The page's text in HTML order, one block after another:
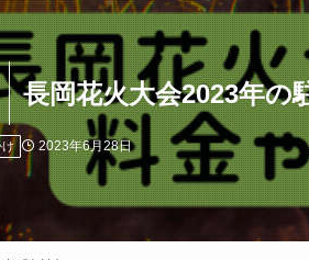
長岡花火大会2023年の
け 2023年6月28日